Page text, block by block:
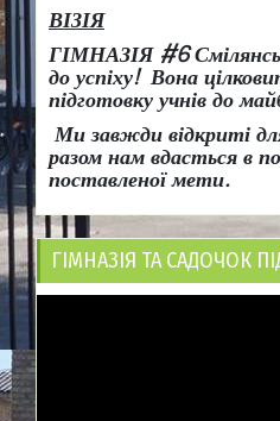
ВІЗІЯ
ГІМНАЗІЯ #6
до успіху! Вона
підготовку учнів до
Ми завжди відкриті
разом нам вдасться в
поставленої мети.
ГІМНАЗІЯ ТА САДОЧОК